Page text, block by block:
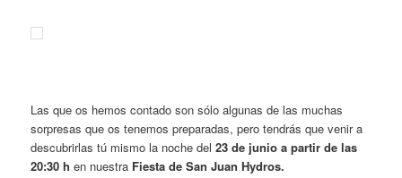
Las que os hemos contado son sólo algunas de las muchas
sorpresas que os tenemos preparadas, pero tendrás que venir a
descubrirlas tú mismo la noche del 23 de junio a partir de las
20:30 h en nuestra Fiesta de San Juan Hydros.